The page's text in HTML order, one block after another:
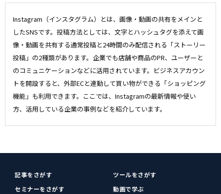
Instagram（インスタグラム）とは、画像・動画の共有をメインと
したSNSです。投稿方法としては、文字とハッシュタグを添えて画
像・動画を共有する通常投稿と24時間のみ配信される「ストーリー
投稿」の2種類があります。企業でも店舗や商品のPR、ユーザーと
のコミュニケーションなどに活用されています。ビジネスアカウン
トを開設すると、外部ECと連動して買い物ができる「ショッピング
機能」も利用できます。ここでは、Instagramの最新情報や使い
方、活用している企業の事例などを紹介しています。
記事をさがす
ツールをさがす
セミナーをさがす
動画で学ぶ